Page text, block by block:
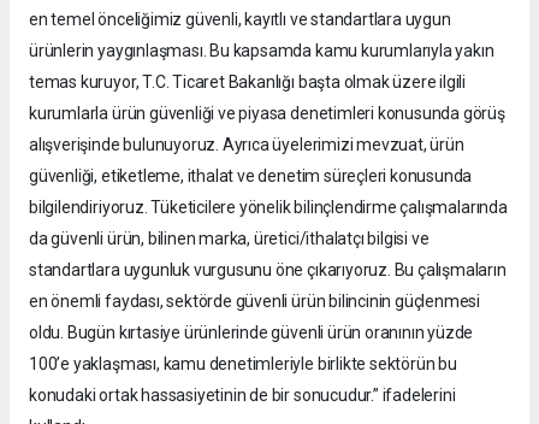
en temel önceliğimiz güvenli, kayıtlı ve standartlara uygun
ürünlerin yaygınlaşması. Bu kapsamda kamu kurumlarıyla yakın
temas kuruyor, T.C. Ticaret Bakanlığı başta olmak üzere ilgili
kurumlarla ürün güvenliği ve piyasa denetimleri konusunda görüş
alışverişinde bulunuyoruz. Ayrıca üyelerimizi mevzuat, ürün
güvenliği, etiketleme, ithalat ve denetim süreçleri konusunda
bilgilendiriyoruz. Tüketicilere yönelik bilinçlendirme çalışmalarında
da güvenli ürün, bilinen marka, üretici/ithalatçı bilgisi ve
standartlara uygunluk vurgusunu öne çıkarıyoruz. Bu çalışmaların
en önemli faydası, sektörde güvenli ürün bilincinin güçlenmesi
oldu. Bugün kırtasiye ürünlerinde güvenli ürün oranının yüzde
100’e yaklaşması, kamu denetimleriyle birlikte sektörün bu
konudaki ortak hassasiyetinin de bir sonucudur.” ifadelerini